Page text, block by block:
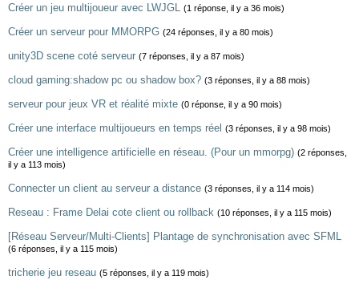
Créer un jeu multijoueur avec LWJGL (1 réponse, il y a 36 mois)
Créer un serveur pour MMORPG (24 réponses, il y a 80 mois)
unity3D scene coté serveur (7 réponses, il y a 87 mois)
cloud gaming:shadow pc ou shadow box? (3 réponses, il y a 88 mois)
serveur pour jeux VR et réalité mixte (0 réponse, il y a 90 mois)
Créer une interface multijoueurs en temps réel (3 réponses, il y a 98 mois)
Créer une intelligence artificielle en réseau. (Pour un mmorpg) (2 réponses,
il y a 113 mois)
Connecter un client au serveur a distance (3 réponses, il y a 114 mois)
Reseau : Frame Delai cote client ou rollback (10 réponses, il y a 115 mois)
[Réseau Serveur/Multi-Clients] Plantage de synchronisation avec SFML
(6 réponses, il y a 115 mois)
tricherie jeu reseau (5 réponses, il y a 119 mois)